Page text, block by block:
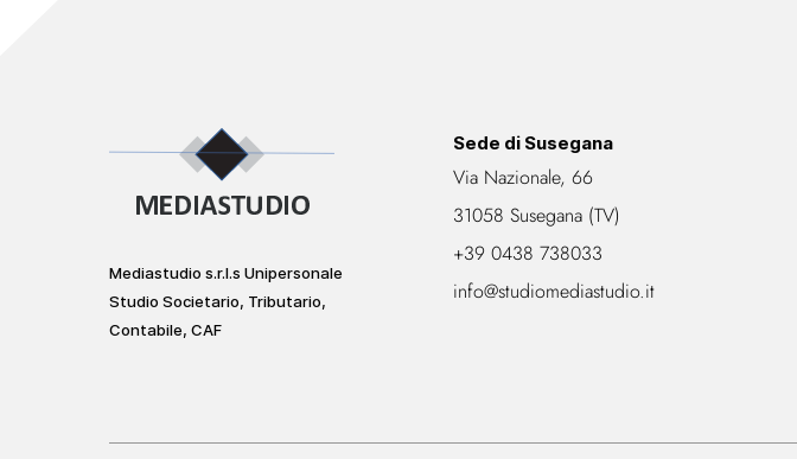
Mediastudio s.r.l.s Unipersonale
Studio Societario, Tributario,
Contabile, CAF
Sede di Susegana
Via Nazionale, 66
31058 Susegana (TV)
+39 0438 738033
info@studiomediastudio.it